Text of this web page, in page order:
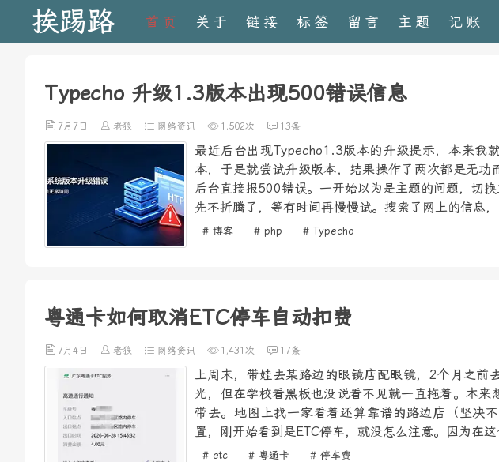
挨踢路 首页 关于 链接 标签 留言 主题 记账
Typecho 升级1.3版本出现500错误信息
7月7日 老狼 网络资讯 1,502次 13条
最近后台出现Typecho1.3版本的升级提示，本来我
本，于是就尝试升级版本，结果操作了两次都是无
后台直接报500错误。一开始以为是主题的问题，切
先不折腾了，等有时间再慢慢试。搜索了网上的信息
# 博客 # php # Typecho
粤通卡如何取消ETC停车自动扣费
7月4日 老狼 网络资讯 1,431次 17条
上周末，带娃去某路边的眼镜店配眼镜，2个月之前
光，但在学校看黑板也没说看不见就一直拖着。本
带去。地图上找一家看着还算靠谱的路边店（坚决
置，刚开始看到是ETC停车，就没怎么注意。因为在
# etc # 粤通卡 # 停车费